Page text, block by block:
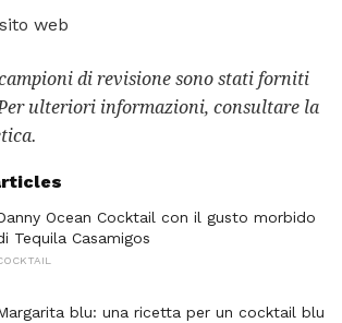
web
di revisione sono stati forniti
ulteriori informazioni, consultare la
Ocean Cocktail con il gusto morbido
Tequila Casamigos
blu: una ricetta per un cocktail blu